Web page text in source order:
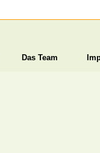
Das Team